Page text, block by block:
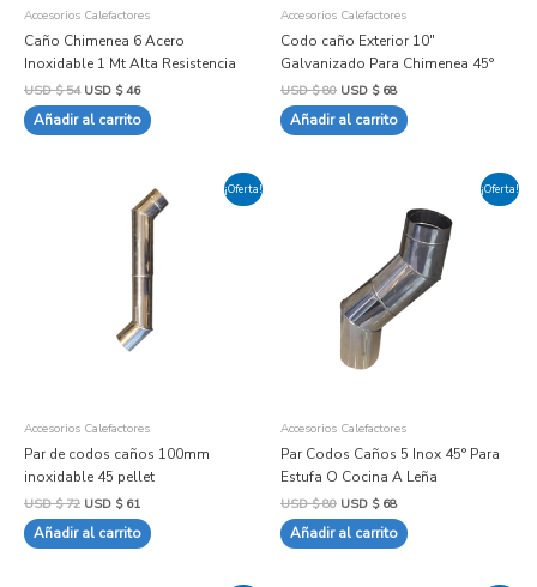
Accesorios Calefactores
Caño Chimenea 6 Acero
Inoxidable 1 Mt Alta Resistencia
USD $54 USD $46
Añadir al carrito
Accesorios Calefactores
Codo caño Exterior 10″
Galvanizado Para Chimenea 45°
USD $80 USD $68
Añadir al carrito
¡Oferta!
Accesorios Calefactores
Par de codos caños 100mm
inoxidable 45 pellet
USD $72 USD $61
precio
actual
es:
USD
$ 61.
Añadir al carrito
¡Oferta!
Accesorios Calefactores
Par Codos Caños 5 Inox 45° Para
Estufa O Cocina A Leña
USD $80 USD $68
actual
es:
USD
$ 68.
Añadir al carrito